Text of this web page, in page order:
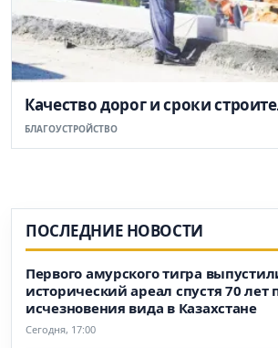
Качество дорог и сроки
БЛАГОУСТРОЙСТВО
ПОСЛЕДНИЕ НОВОСТИ
Первого амурского тигра
исторический ареал спустя 70 лет
исчезновения вида в Казахстане
Сегодня, 17:00